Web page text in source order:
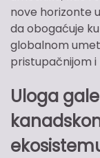
nove horizonte
da obogaćuje
globalnom
pristupačnijom i
Uloga